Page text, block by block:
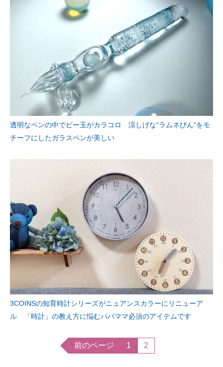
透明なペンの中でビー玉がカラコロ 涼しげな“ラムネびん”をモ
チーフにしたガラスペンが美しい
3COINSの知育時計シリーズがニュアンスカラーにリニューア
ル 「時計」の教え方に悩むパパママ必須のアイテムです
前のページ 1 2